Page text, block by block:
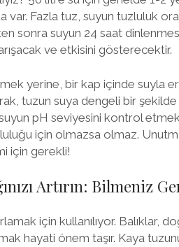
Fazla tuz, suyun tuzluluk
sonra suyun 24 saat
ve etkisini gösterecektir.
yerine, bir kap içinde suyla
tuzun suya dengeli bir şekilde
pH seviyesini kontrol
için olmazsa olmaz.
için gerekli!
Artırın: Bilmeniz
için kullanılıyor. Balıklar,
hayati önem taşır. Kaya